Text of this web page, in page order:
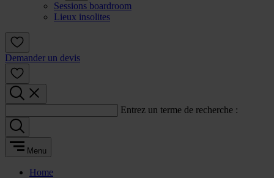
Sessions boardroom
Lieux insolites
Demander un devis
Entrez un terme de recherche :
Menu
Home